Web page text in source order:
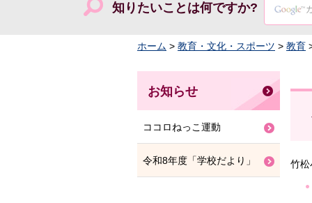
知りたいことは何ですか?
ホーム > 教育・文化・スポーツ > 教育
竹松
お知らせ
ココロねっこ運動
令和8年度「学校だより」